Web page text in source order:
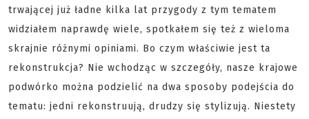
trwającej już ładne kilka lat przygody z tym tematem
widziałem naprawdę wiele, spotkałem się też z wieloma
skrajnie różnymi opiniami. Bo czym właściwie jest ta
rekonstrukcja? Nie wchodząc w szczegóły, nasze krajowe
podwórko można podzielić na dwa sposoby podejścia do
tematu: jedni rekonstruują, drudzy się stylizują. Niestety